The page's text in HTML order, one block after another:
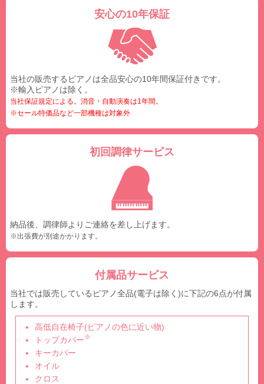
安心の10年保証
当社の販売するピアノは全品安心の10年間保証付きです。
※輸入ピアノは除く。
当社保証規定による。消音・自動演奏は1年間。
※セール特価品など一部機種は対象外
初回調律サービス
納品後、調律師よりご連絡を差し上げます。
※出張費が別途かかります。
付属品サービス
当社では販売しているピアノ全品(電子は除く)に下記の6点が付属
します。
高低自在椅子(ピアノの色に近い物)
トップカバー※
キーカバー
オイル
クロス